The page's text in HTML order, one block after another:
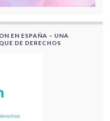
EN ESPAÑA – UNA
DE DERECHOS